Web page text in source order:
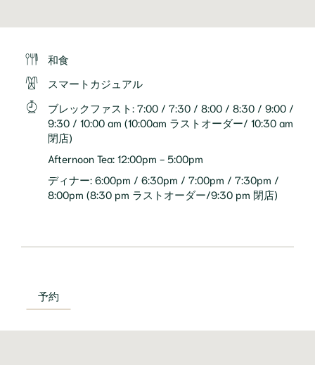
和食
スマートカジュアル
ブレックファスト: 7:00 / 7:30 / 8:00 / 8:30 / 9:00 /
9:30 / 10:00 am (10:00am ラストオーダー/ 10:30 am
閉店)
Afternoon Tea: 12:00pm - 5:00pm
ディナー: 6:00pm / 6:30pm / 7:00pm / 7:30pm /
8:00pm (8:30 pm ラストオーダー/9:30 pm 閉店)
予約